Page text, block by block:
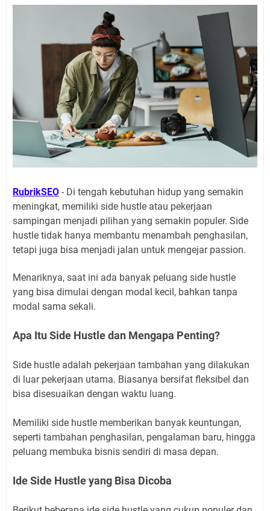
RubrikSEO - Di tengah kebutuhan hidup yang semakin
meningkat, memiliki side hustle atau pekerjaan
sampingan menjadi pilihan yang semakin populer. Side
hustle tidak hanya membantu menambah penghasilan,
tetapi juga bisa menjadi jalan untuk mengejar passion.
Menariknya, saat ini ada banyak peluang side hustle
yang bisa dimulai dengan modal kecil, bahkan tanpa
modal sama sekali.
Apa Itu Side Hustle dan Mengapa Penting?
Side hustle adalah pekerjaan tambahan yang dilakukan
di luar pekerjaan utama. Biasanya bersifat fleksibel dan
bisa disesuaikan dengan waktu luang.
Memiliki side hustle memberikan banyak keuntungan,
seperti tambahan penghasilan, pengalaman baru, hingga
peluang membuka bisnis sendiri di masa depan.
Ide Side Hustle yang Bisa Dicoba